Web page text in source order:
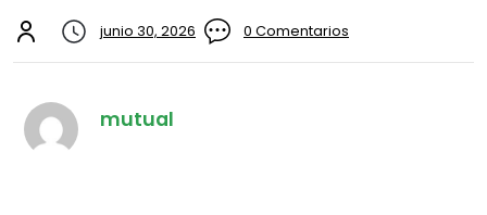
junio 30, 2026 0 Comentarios
mutual